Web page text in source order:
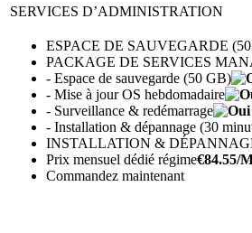
SERVICES D’ADMINISTRATION
ESPACE DE SAUVEGARDE
PACKAGE DE SERVICES
- Espace de sauvegarde (50 GB)
- Mise à jour OS hebdomadaire
- Surveillance & redémarrage
- Installation & dépannage (30
INSTALLATION &
Prix mensuel dédié régime€84.55/
Commandez maintenant